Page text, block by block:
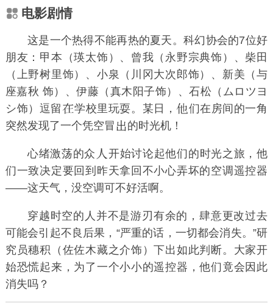
电影剧情
这是一个热得不能再热的夏天。科幻协会的7位好
朋友：甲本（瑛太饰）、曾我（永野宗典饰）、柴田
（
上野树里饰）、小泉（ 川冈大次郎饰）、新美（与
座嘉秋 饰）、伊藤（ 真木阳子饰）、石松（ムロツヨ
シ饰）逗留
学校里玩耍。某日，
们在房间的一角
突然发现了一个凭空冒
的时光机！
心绪激荡的众
开始讨论起他们的时光之旅，他
们一致决定要回到昨天拿回不小心弄坏的空调遥控器
——这天气，没空调可不好活啊。
穿越时空的人并不是游刃有余的，肆意更改过去
可能会引起不良后果，“严重的话，一切都会消失。”研
究员穗积（ 佐佐木藏之介饰）下出如此判断。大家开
始恐慌起来，为了一个小小的遥控器，他们竟会因此
消失吗？